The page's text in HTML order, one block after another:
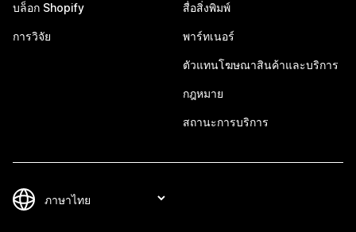
บล็อก Shopify
การวิจัย
สื่อสิ่งพิมพ์
พาร์ทเนอร์
ตัวแทนโฆษณาสินค้าและบริการ
กฎหมาย
สถานะการบริการ